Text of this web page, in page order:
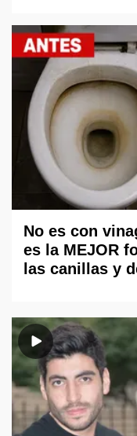
No es con
es la MEJOR
las canillas y